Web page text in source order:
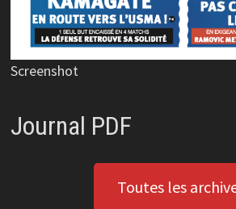
Screenshot
Journal PDF
Toutes les